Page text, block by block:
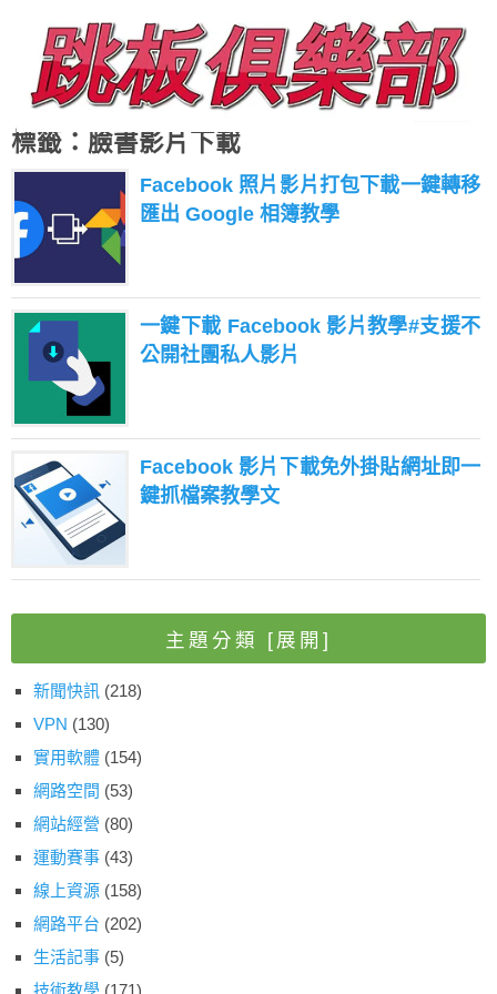
標籤：臉書影片下載
Facebook 照片影片打包下載一鍵轉移
匯出 Google 相簿教學
一鍵下載 Facebook 影片教學#支援不
公開社團私人影片
Facebook 影片下載免外掛貼網址即一
鍵抓檔案教學文
主題分類 [展開]
新聞快訊 (218)
VPN (130)
實用軟體 (154)
網路空間 (53)
網站經營 (80)
運動賽事 (43)
線上資源 (158)
網路平台 (202)
生活記事 (5)